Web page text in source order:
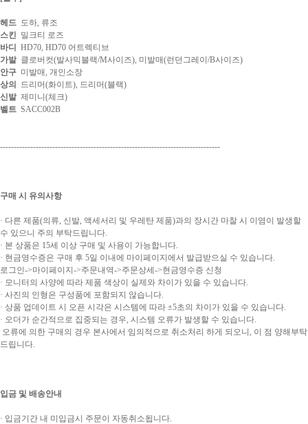
헤드
도하, 류조
스킨 밀크티 로즈
바디 HD70, HD70 어트렉티브
가발 클로버컷(발사믹블랙/M사이즈), 미발매(런던그레이/B사이즈)
안구 미발매, 개인소장
상의
드리머(화이트), 드리머(블랙)
신발 제미니(체크)
벨트 SACC002B
--------------------------------------------------------------------------------
구매 시 유의사항
· 다른 제품(의류, 신발, 액세서리 및 우레탄 제품)과의 장시간 마찰 시 이염이 발생할
수 있으니 주의 부탁드립니다.
· 본 상품은 15세 이상 구매 및 사용이 가능합니다.
· 현금영수증은 구매 후 5일 이내에 마이페이지에서 발급받으실 수 있습니다.
로그인->마이페이지->주문내역->주문상세->현금영수증 신청
· 모니터의 사양에 따라 제품 색상이 실제와 차이가 있을 수 있습니다.
· 사진의 인형은 구성품에 포함되지 않습니다.
· 상품 업데이트 시 오픈 시각은 시스템에 따라 ±5초의 차이가 있을 수 있습니다.
· 오더가 순간적으로 집중되는 경우, 시스템 오류가 발생할 수 있습니다.
오류에 의한 구매의 경우 본사에서 임의적으로 취소처리 하게 되오니, 이 점 양해부탁
드립니다.
입금 및 배송안내
· 입금기간 내 미입금시 주문이 자동취소됩니다.